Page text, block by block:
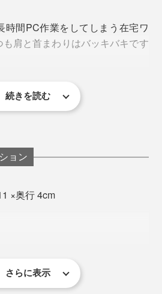
なら、「湯船に浸かっているよ
わり、心までほどけるような温も
時間PC作業をしてしまう在宅ワ
肩と首まわりはバッキバキです
ストレッチするも、なんだかずっ
んぼ温浴”が心と体に沁みるので
わりがふわんと軽くなった気が
お尻、目元、足首、手首……ど
、そこそこ！」とため息が出ま
もらったところ、全員が私と同じ
続きを読む
ョン
×奥行 4cm
の目安時間：500Wの電子レンジ
さらに表示